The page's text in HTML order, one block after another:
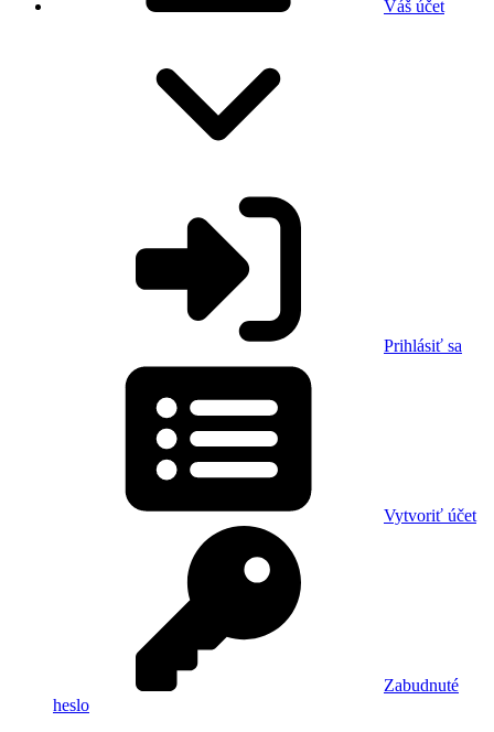
Váš účet
Prihlásiť sa
Vytvoriť účet
Zabudnuté
heslo